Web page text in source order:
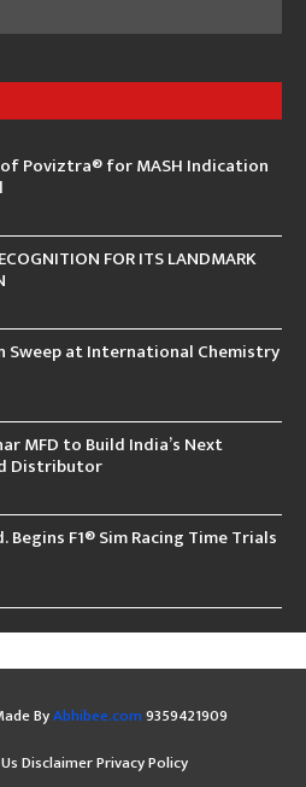
Poviztra® for MASH Indication
FOR ITS LANDMARK
Sweep at International Chemistry
MFD to Build India’s Next
Distributor
Begins F1® Sim Racing Time Trials
ByAbhibee.com9359421909
DisclaimerPrivacy Policy